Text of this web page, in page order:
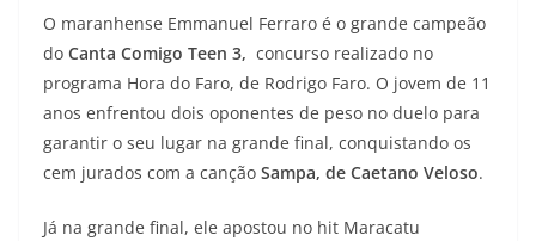
O maranhense Emmanuel Ferraro é o grande campeão
do Canta Comigo Teen 3, concurso realizado no
programa Hora do Faro, de Rodrigo Faro. O jovem de 11
anos enfrentou dois oponentes de peso no duelo para
garantir o seu lugar na grande final, conquistando os
cem jurados com a canção Sampa, de Caetano Veloso.
Já na grande final, ele apostou no hit Maracatu